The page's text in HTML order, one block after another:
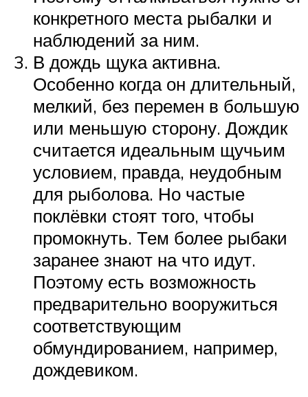
конкретного места рыбалки и
наблюдений за ним.
В дождь щука активна.
Особенно когда он длительный,
мелкий, без перемен в большую
или меньшую сторону. Дождик
считается идеальным щучьим
условием, правда, неудобным
для рыболова. Но частые
поклёвки стоят того, чтобы
промокнуть. Тем более рыбаки
заранее знают на что идут.
Поэтому есть возможность
предварительно вооружиться
соответствующим
обмундированием, например,
дождевиком.